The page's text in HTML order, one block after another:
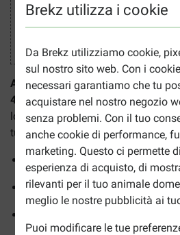
Brekz utilizza i cookie
Da Brekz utilizziamo cookie,
sul nostro sito web. Con i
necessari garantiamo che tu
acquistare nel nostro negozio
senza problemi. Con il tuo
anche cookie di performance,
marketing. Questo ci permette
esperienza di acquisto, di
rilevanti per il tuo animale
meglio le nostre pubblicità ai
Puoi modificare le tue
Advantage spot-on Nr. 80
4 kg)è un agente ad azione rapida
loro larve e impedisce loro di
tuo gatto.
Trattamento senza stress
Funziona entro 24 ore